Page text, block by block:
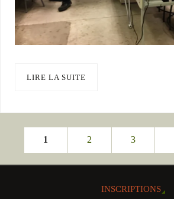
LIRE LA SUITE
1 2 3
INSCRIPTIONS